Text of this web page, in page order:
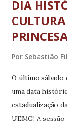
DIA
Por Sebastião
O último sábado
uma data
estadualização
UEMG! A